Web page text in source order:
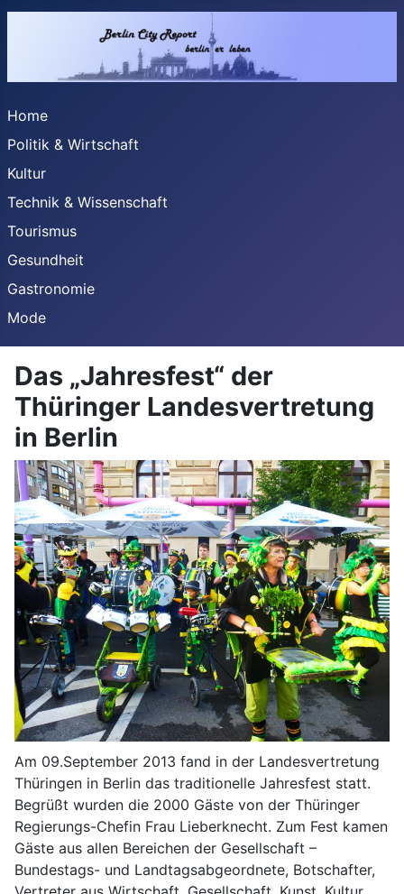
Home
Politik & Wirtschaft
Kultur
Technik & Wissenschaft
Tourismus
Gesundheit
Gastronomie
Mode
Das „Jahresfest“ der
Thüringer Landesvertretung
in Berlin
Am 09.September 2013 fand in der Landesvertretung
Thüringen in Berlin das traditionelle Jahresfest statt.
Begrüßt wurden die 2000 Gäste von der Thüringer
Regierungs-Chefin Frau Lieberknecht. Zum Fest kamen
Gäste aus allen Bereichen der Gesellschaft –
Bundestags- und Landtagsabgeordnete, Botschafter,